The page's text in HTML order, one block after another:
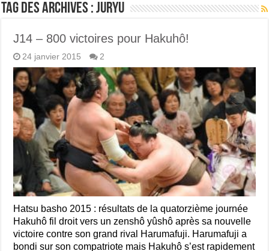
Tag des archives :juryu
J14 – 800 victoires pour Hakuhô!
24 janvier 2015 2
Hatsu basho 2015 : résultats de la quatorzième journée
Hakuhô fil droit vers un zenshô yûshô après sa nouvelle
victoire contre son grand rival Harumafuji. Harumafuji a
bondi sur son compatriote mais Hakuhô s’est rapidement